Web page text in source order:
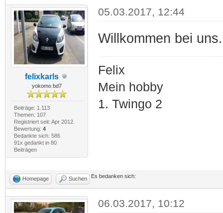
felixkarls
yokomo bd7
Beiträge: 1.113
Themen: 107
Registriert seit: Apr 2012
Bewertung: 4
Bedankte sich: 586
91x gedankt in 80
Beiträgen
05.03.2017, 12:44
Willkommen bei uns.
Felix
Mein hobby
1. Twingo 2
Homepage Suchen Es bedanken sich:
06.03.2017, 10:12